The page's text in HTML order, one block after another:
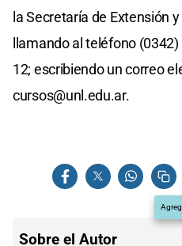
la Secretaría de Extensión
llamando al teléfono
12; escribiendo un correo
cursos@unl.edu.ar.
Sobre el Autor